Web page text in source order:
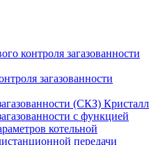
контроля загазованности
загазованности
(СКЗ) Кристалл
с функцией
котельной
передачи